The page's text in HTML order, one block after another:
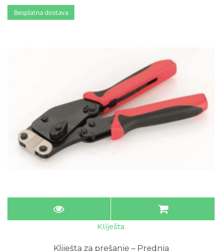
Besplatna dostava
Besplatna dostava
Kliješta
Kliješta za prešanje – Prednja